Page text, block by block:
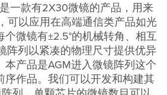
一款有2X30微镜的产品，用来
可以应用在高端通信类产品如光
微镜有±2.5°的机械转角、相互
阵列以紧凑的物理尺寸提供优异
本产品是AGM进入微镜阵列这个
序作品。我们可以开发和构建其